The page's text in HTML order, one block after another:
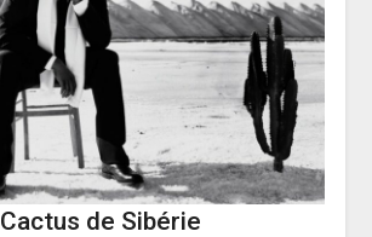
Cactus de Sibérie